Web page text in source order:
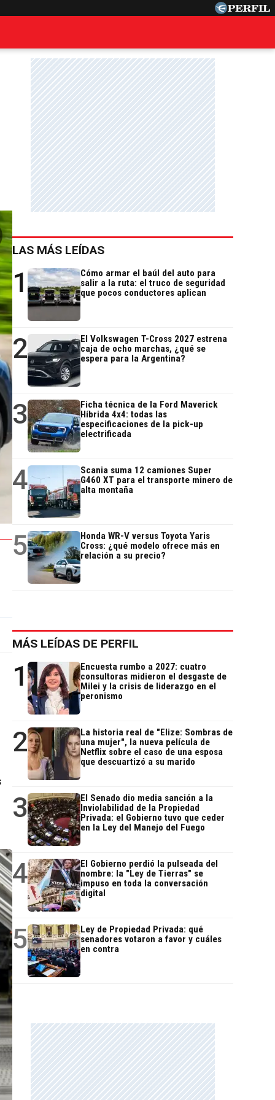
LAS MÁS LEÍDAS
1
Cómo armar el baúl del auto para
salir a la ruta: el truco de seguridad
que pocos conductores aplican
2
El Volkswagen T-Cross 2027 estrena
caja de ocho marchas, ¿qué se
espera para la Argentina?
3
Ficha técnica de la Ford Maverick
Híbrida 4x4: todas las
especificaciones de la pick-up
electrificada
4
Scania suma 12 camiones Super
G460 XT para el transporte minero de
alta montaña
5
Honda WR-V versus Toyota Yaris
Cross: ¿qué modelo ofrece más en
relación a su precio?
MÁS LEÍDAS DE PERFIL
1
Encuesta rumbo a 2027: cuatro
consultoras midieron el desgaste de
Milei y la crisis de liderazgo en el
peronismo
2
La historia real de "Elize: Sombras de
una mujer", la nueva película de
Netflix sobre el caso de una esposa
que descuartizó a su marido
3
El Senado dio media sanción a la
Inviolabilidad de la Propiedad
Privada: el Gobierno tuvo que ceder
en la Ley del Manejo del Fuego
4
El Gobierno perdió la pulseada del
nombre: la "Ley de Tierras" se
impuso en toda la conversación
digital
5
Ley de Propiedad Privada: qué
senadores votaron a favor y cuáles
en contra